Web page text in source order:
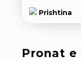
Prishtina
Pronat e